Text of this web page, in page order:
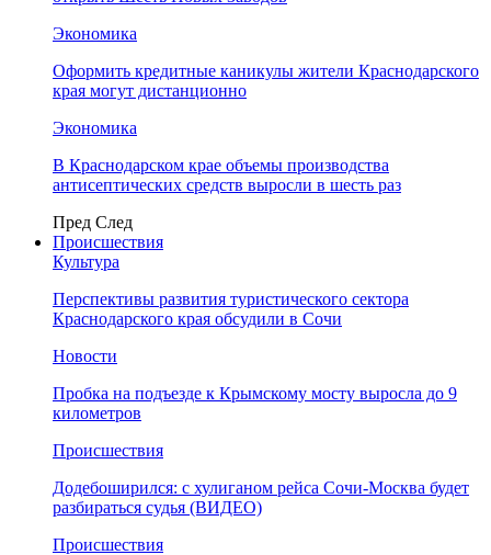
Экономика
Оформить кредитные каникулы жители Краснодарского
края могут дистанционно
Экономика
В Краснодарском крае объемы производства
антисептических средств выросли в шесть раз
Пред След
Происшествия
Культура
Перспективы развития туристического сектора
Краснодарского края обсудили в Сочи
Новости
Пробка на подъезде к Крымскому мосту выросла до 9
километров
Происшествия
Додебоширился: с хулиганом рейса Сочи-Москва будет
разбираться судья (ВИДЕО)
Происшествия